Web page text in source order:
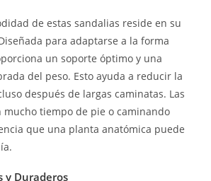
de estas sandalias reside en su
para adaptarse a la forma
un soporte óptimo y una
del peso. Esto ayuda a reducir la
después de largas caminatas. Las
mucho tiempo de pie o caminando
que una planta anatómica puede
y Duraderos